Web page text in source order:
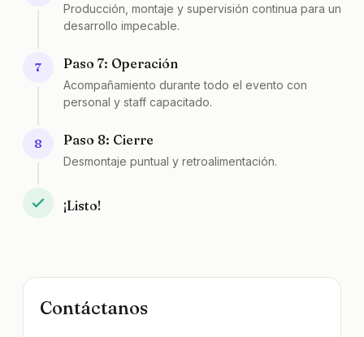
Producción, montaje y supervisión continua para un
desarrollo impecable.
7 Paso 7: Operación
Acompañamiento durante todo el evento con
personal y staff capacitado.
8 Paso 8: Cierre
Desmontaje puntual y retroalimentación.
¡Listo!
Contáctanos